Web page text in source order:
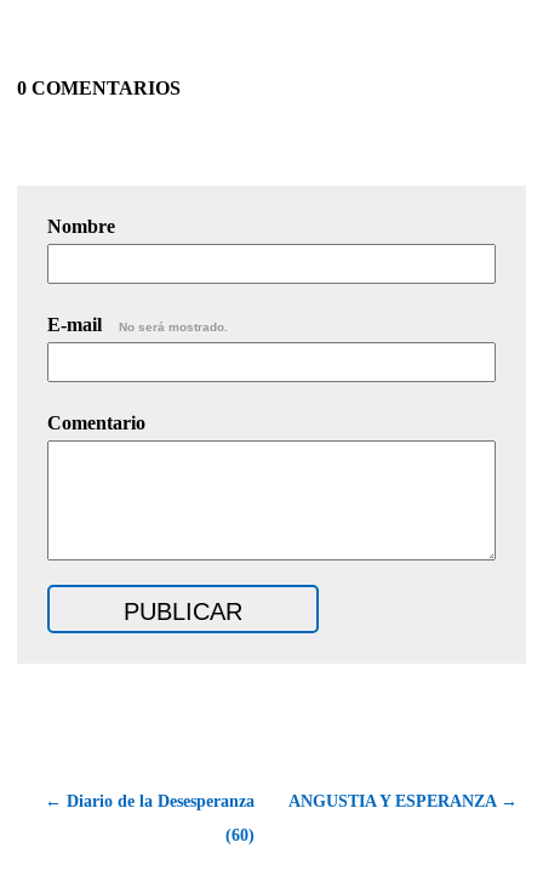
0 COMENTARIOS
Nombre
E-mail No será mostrado.
Comentario
← Diario de la Desesperanza
(60)
ANGUSTIA Y ESPERANZA →